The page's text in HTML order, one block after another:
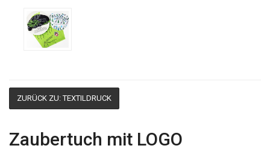
ZURÜCK ZU: TEXTILDRUCK
Zaubertuch mit LOGO